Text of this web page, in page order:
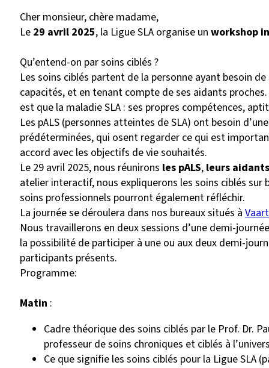
Cher monsieur, chère madame,
Le 29 avril 2025, la Ligue SLA organise un workshop
Qu’entend-on par soins ciblés ?
Les soins ciblés partent de la personne ayant besoin
capacités, et en tenant compte de ses aidants
est que la maladie SLA : ses propres compétences,
Les pALS (personnes atteintes de SLA) ont besoin
prédéterminées, qui osent regarder ce qui est
accord avec les objectifs de vie souhaités.
Le 29 avril 2025, nous réunirons les pALS, leurs
atelier interactif, nous expliquerons les soins ciblés
soins professionnels pourront également réfléchir.
La journée se déroulera dans nos bureaux situés à
Nous travaillerons en deux sessions d’une demi-
la possibilité de participer à une ou aux deux demi-
participants présents.
Programme:
Matin :
Cadre théorique des soins ciblés par le Prof. Dr.
professeur de soins chroniques et ciblés à
Ce que signifie les soins ciblés pour la Ligue SLA